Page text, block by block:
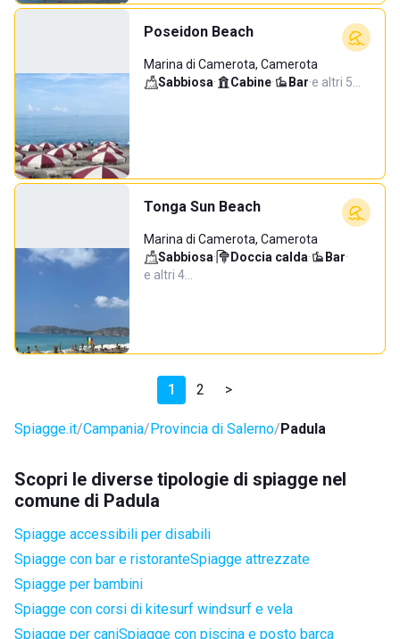
Poseidon Beach
Marina di Camerota, Camerota
Sabbiosa· Cabine· Bar·e altri 5…
Tonga Sun Beach
Marina di Camerota, Camerota
Sabbiosa· Doccia calda· Bar·
e altri 4…
1 2 >
Spiagge.it Campania Provincia di Salerno Padula
Scopri le diverse tipologie di spiagge nel
comune di Padula
Spiagge accessibili per disabili
Spiagge con bar e ristoranteSpiagge attrezzate
Spiagge per bambini
Spiagge con corsi di kitesurf windsurf e vela
Spiagge per caniSpiagge con piscina e posto barca